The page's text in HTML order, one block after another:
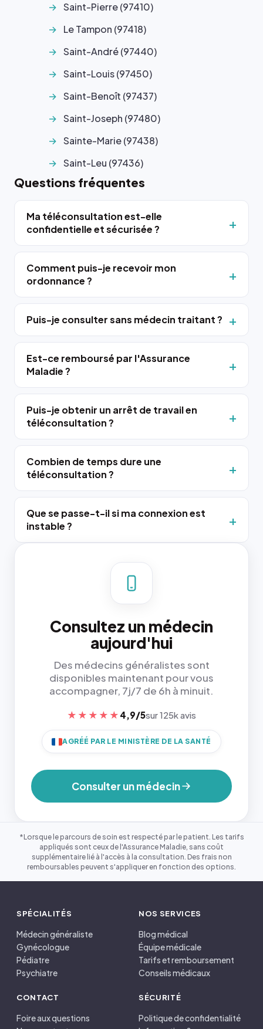
Saint-Pierre (97410)
Le Tampon (97418)
Saint-André (97440)
Saint-Louis (97450)
Saint-Benoît (97437)
Saint-Joseph (97480)
Sainte-Marie (97438)
Saint-Leu (97436)
Questions fréquentes
Ma téléconsultation est-elle
confidentielle et sécurisée ?
Comment puis-je recevoir mon
ordonnance ?
Puis-je consulter sans médecin traitant ?
Est-ce remboursé par l'Assurance
Maladie ?
Puis-je obtenir un arrêt de travail en
téléconsultation ?
Combien de temps dure une
téléconsultation ?
Que se passe-t-il si ma connexion est
instable ?
Consultez un médecin
aujourd'hui
Des médecins généralistes sont
disponibles maintenant pour vous
accompagner, 7j/7 de 6h à minuit.
★★★★★ 4,9/5sur 125k avis
AGRÉÉ PAR LE MINISTÈRE DE LA SANTÉ
Consulter un médecin
*Lorsque le parcours de soin est respecté par le patient. Les tarifs
appliqués sont ceux de l'Assurance Maladie, sans coût
supplémentaire lié à l'accès à la consultation. Des frais non
remboursables peuvent s'appliquer en fonction des options.
SPÉCIALITÉS
Médecin généraliste
Gynécologue
Pédiatre
Psychiatre
NOS SERVICES
Blog médical
Équipe médicale
Tarifs et remboursement
Conseils médicaux
CONTACT
Foire aux questions
SÉCURITÉ
Politique de confidentialité